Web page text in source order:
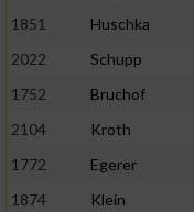
1851
Huschka
2022
Schupp
1752
Bruchof
2104
Kroth
1772
Egerer
1874
Klein